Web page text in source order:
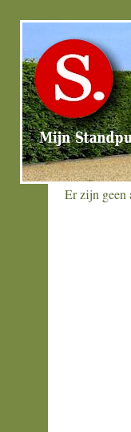
Er zijn geen